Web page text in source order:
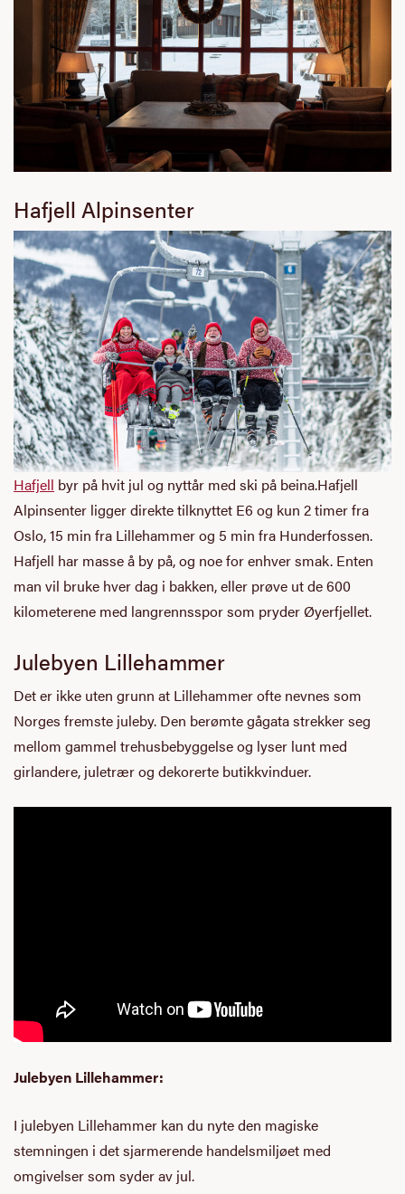
Hafjell Alpinsenter
Hafjell byr på hvit jul og nyttår med ski på beina.Hafjell
Alpinsenter ligger direkte tilknyttet E6 og kun 2 timer fra
Oslo, 15 min fra Lillehammer og 5 min fra Hunderfossen.
Hafjell har masse å by på, og noe for enhver smak. Enten
man vil bruke hver dag i bakken, eller prøve ut de 600
kilometerene med langrennsspor som pryder Øyerfjellet.
Julebyen Lillehammer
Det er ikke uten grunn at Lillehammer ofte nevnes som
Norges fremste juleby. Den berømte gågata strekker seg
mellom gammel trehusbebyggelse og lyser lunt med
girlandere, juletrær og dekorerte butikkvinduer.
Julebyen Lillehammer:
I julebyen Lillehammer kan du nyte den magiske
stemningen i det sjarmerende handelsmiljøet med
omgivelser som syder av jul.